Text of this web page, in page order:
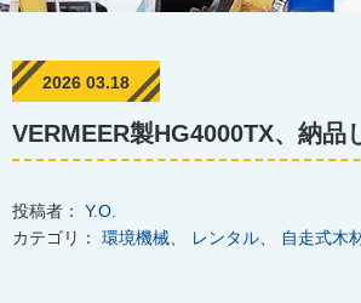
2026 03.18
VERMEER製HG4000TX、納品
投稿者： Y.O.
カテゴリ： 環境機械 レンタル 自走式木